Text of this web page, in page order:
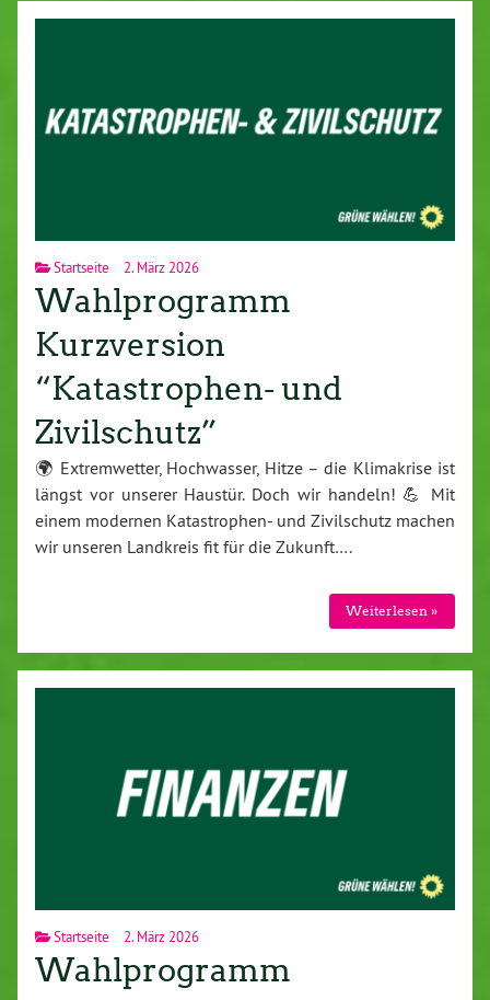
Startseite 2. März 2026
Wahlprogramm
Kurzversion
“Katastrophen- und
Zivilschutz”
🌍 Ex­trem­wet­ter, Hoch­was­ser, Hitze – die Kli­ma­kri­se ist
längst vor unserer Haustür. Doch wir handeln! 💪 Mit
einem modernen Ka­ta­stro­phen- und Zi­vil­schutz machen
wir unseren Landkreis fit für die Zukunft….
Wei­ter­le­sen »
Startseite 2. März 2026
Wahlprogramm